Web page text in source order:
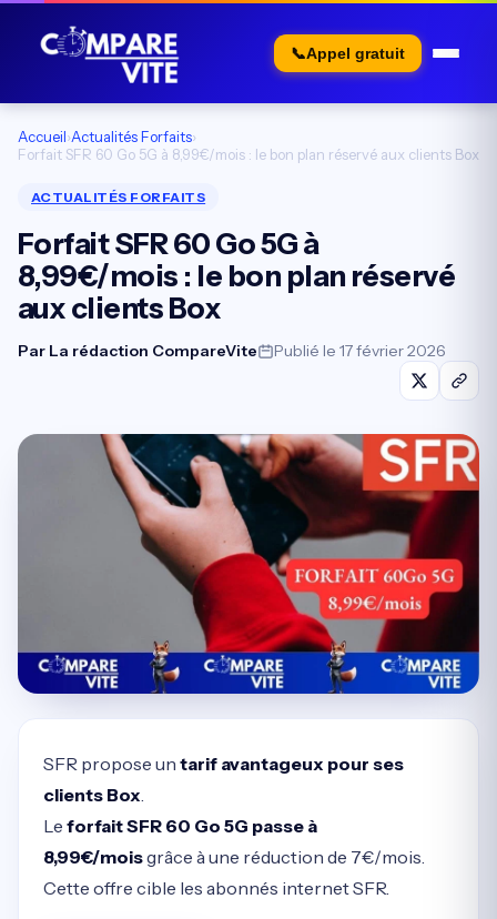
📞Appel gratuit
Accueil›Actualités Forfaits›
Forfait SFR 60 Go 5G à 8,99€/mois : le bon plan réservé aux clients Box
ACTUALITÉS FORFAITS
Forfait SFR 60 Go 5G à
8,99€/mois : le bon plan réservé
aux clients Box
Par La rédaction CompareVite Publié le 17 février 2026
SFR propose un tarif avantageux pour ses
clients Box
Le forfait SFR 60 Go 5G passe à
8,99€/moisgrâce à une réduction de 7€/mois.
Cette offre cible les abonnés internet SFR.